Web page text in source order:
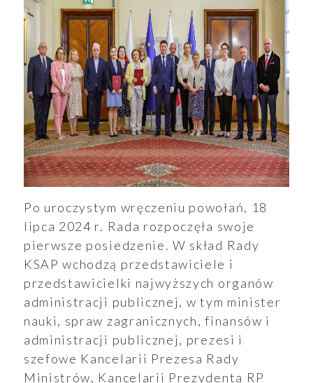
Po uroczystym wręczeniu powołań, 18
lipca 2024 r. Rada rozpoczęła swoje
pierwsze posiedzenie. W skład Rady
KSAP wchodzą przedstawiciele i
przedstawicielki najwyższych organów
administracji publicznej, w tym minister
nauki, spraw zagranicznych, finansów i
administracji publicznej, prezesi i
szefowe Kancelarii Prezesa Rady
Ministrów, Kancelarii Prezydenta RP